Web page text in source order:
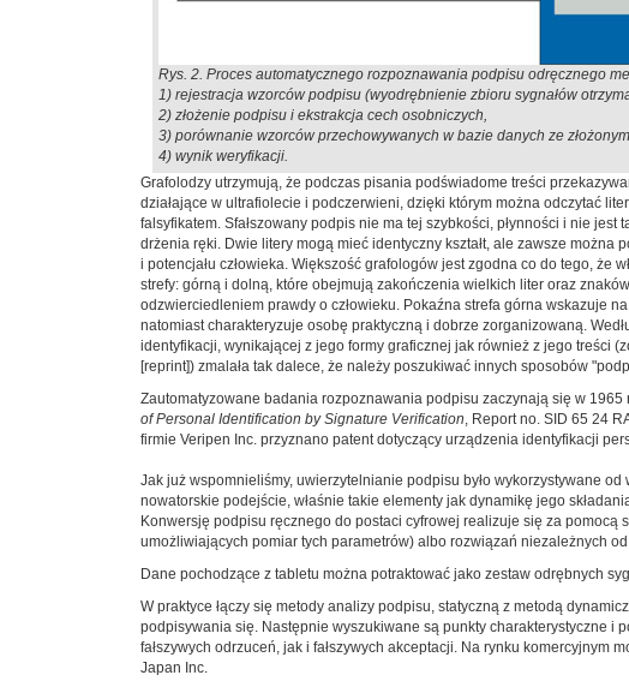
Rys. 2. Proces automatycznego rozpoznawania podpisu odręcznego
1) rejestracja wzorców podpisu (wyodrębnienie zbioru sygnałów
2) złożenie podpisu i ekstrakcja cech osobniczych,
3) porównanie wzorców przechowywanych w bazie danych ze
4) wynik weryfikacji.
Grafolodzy utrzymują, że podczas pisania podświadome treści
działające w ultrafiolecie i podczerwieni, dzięki którym można odczytać
falsyfikatem. Sfałszowany podpis nie ma tej szybkości, płynności i nie
drżenia ręki. Dwie litery mogą mieć identyczny kształt, ale zawsze
i potencjału człowieka. Większość grafologów jest zgodna co do tego,
strefy: górną i dolną, które obejmują zakończenia wielkich liter oraz
odzwierciedleniem prawdy o człowieku. Pokaźna strefa górna wskazuje
natomiast charakteryzuje osobę praktyczną i dobrze zorganizowaną.
identyfikacji, wynikającej z jego formy graficznej jak również z jego treści
[reprint]) zmalała tak dalece, że należy poszukiwać innych sposobów
Zautomatyzowane badania rozpoznawania podpisu zaczynają się w
of Personal Identification by Signature Verification, Report no. SID 65 24
firmie Veripen Inc. przyznano patent dotyczący urządzenia identyfikacji
Jak już wspomnieliśmy, uwierzytelnianie podpisu było wykorzystywane
nowatorskie podejście, właśnie takie elementy jak dynamikę jego
Konwersję podpisu ręcznego do postaci cyfrowej realizuje się za pomocą
umożliwiających pomiar tych parametrów) albo rozwiązań niezależnych
Dane pochodzące z tabletu można potraktować jako zestaw odrębnych
W praktyce łączy się metody analizy podpisu, statyczną z metodą
podpisywania się. Następnie wyszukiwane są punkty charakterystyczne i
fałszywych odrzuceń, jak i fałszywych akceptacji. Na rynku
Japan Inc.